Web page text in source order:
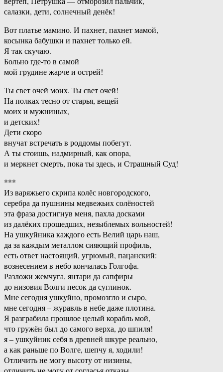
салазки, дети, солнечный денёк!
Вот платье мамино. И пахнет, пахнет мамой,
косынка бабушки и пахнет только ей.
Я так скучаю.
Больно где-то в самой
мой грудине жарче и острей!
Ты свет очей моих. Ты свет очей!
На полках тесно от старья, вещей
моих и мужниных,
и детских!
Дети скоро
внучат встречать в роддомы побегут.
А ты стоишь, надмирный, как опора,
и меркнет смерть, пока ты здесь, и Страшный Суд!
***
Из варяжьего скрипа колёс новгородского,
серебра да пушнины медвежьих солёностей
эта фраза достигнув меня, пахла досками
из далёких прошедших, незыблемых вольностей!
На ушкуйника каждого есть Велий царь наш,
да за каждым металлом сияющий профиль,
есть ответ настоящий, угрюмый, пацанский:
вознесением в небо кончалась Голгофа.
Разложи жемчуга, янтари да сапфиры
до низовия Волги песок да суглинок.
Мне сегодня ушкуйно, промозгло и сыро,
мне сегодня – журавль в небе даже плотина.
Я разграбила прошлое целый корабль мой,
что гружён был до самого верха, до шпиля!
я – ушкуйник себя в древней шкуре реально,
а как раньше по Волге, шепчу я, ходили!
Отличить не могу высоту от низины,